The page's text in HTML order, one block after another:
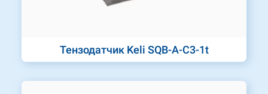
Тензодатчик Keli SQB-A-C3-1t